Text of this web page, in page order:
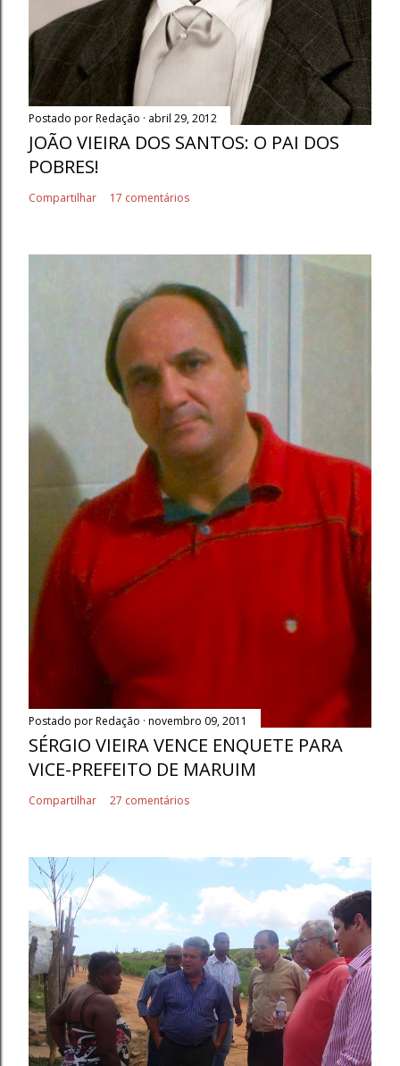
Postado porRedação abril 29, 2012
JOÃO VIEIRA DOS SANTOS: O PAI DOS
POBRES!
Compartilhar 17 comentários
Postado porRedação novembro 09, 2011
SÉRGIO VIEIRA VENCE ENQUETE PARA
VICE-PREFEITO DE MARUIM
Compartilhar 27 comentários